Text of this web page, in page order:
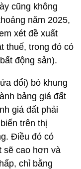
cũng không
năm 2025,
xét đề xuất
thuế, trong đó có
động sản).
đổi) bỏ khung
bảng giá đất
giá đất phải
trên thị
Điều đó có
sẽ cao hơn và
chỉ bằng